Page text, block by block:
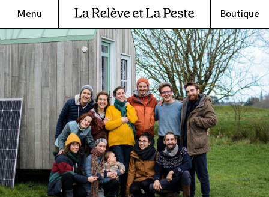
Menu Boutique